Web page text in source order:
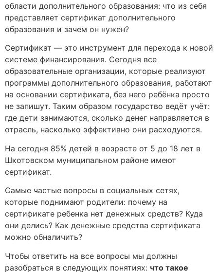
области дополнительного образования: что из себя
представляет сертификат дополнительного
образования и зачем он нужен?
Сертификат — это инструмент для перехода к новой
системе финансирования. Сегодня все
образовательные организации, которые реализуют
программы дополнительного образования, работают
на основании сертификата, без него ребёнка просто
не запишут. Таким образом государство ведёт учёт:
где дети занимаются, сколько денег направляется в
отрасль, насколько эффективно они расходуются.
На сегодня 85% детей в возрасте от 5 до 18 лет в
Шкотовском муниципальном районе имеют
сертификат.
Самые частые вопросы в социальных сетях,
которые поднимают родители: почему на
сертификате ребенка нет денежных средств? Куда
они делись? Как денежные средства сертификата
можно обналичить?
Чтобы ответить на все вопросы мы должны
разобраться в следующих понятиях: что такое